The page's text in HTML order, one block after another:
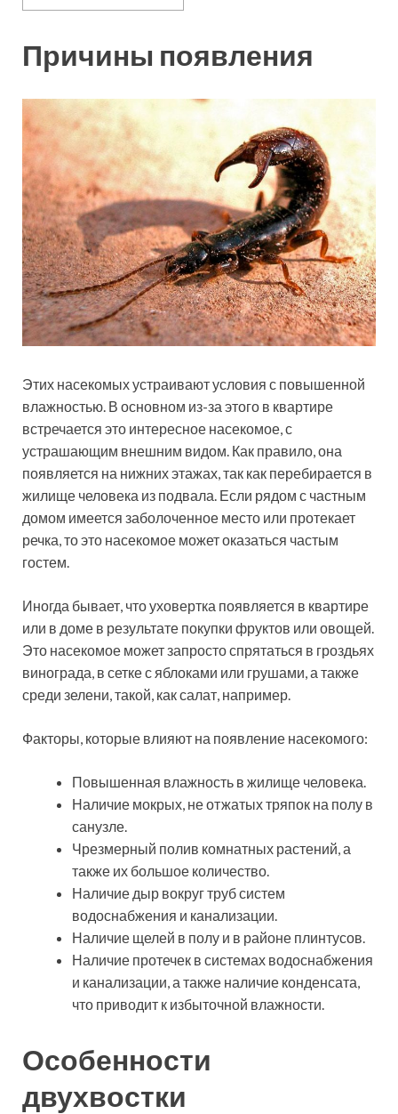
Причины появления
Этих насекомых устраивают условия с повышенной
влажностью. В основном из-за этого в квартире
встречается это интересное насекомое, с
устрашающим внешним видом. Как правило, она
появляется на нижних этажах, так как перебирается в
жилище человека из подвала. Если рядом с частным
домом имеется заболоченное место или протекает
речка, то это насекомое может оказаться частым
гостем.
Иногда бывает, что уховертка появляется в квартире
или в доме в результате покупки фруктов или овощей.
Это насекомое может запросто спрятаться в гроздьях
винограда, в сетке с яблоками или грушами, а также
среди зелени, такой, как салат, например.
Факторы, которые влияют на появление насекомого:
Повышенная влажность в жилище человека.
Наличие мокрых, не отжатых тряпок на полу в
санузле.
Чрезмерный полив комнатных растений, а
также их большое количество.
Наличие дыр вокруг труб систем
водоснабжения и канализации.
Наличие щелей в полу и в районе плинтусов.
Наличие протечек в системах водоснабжения
и канализации, а также наличие конденсата,
что приводит к избыточной влажности.
Особенности
двухвостки